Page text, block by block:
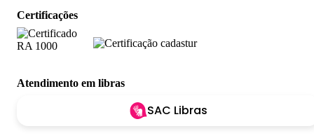
Certificações
Atendimento em libras
SAC Libras